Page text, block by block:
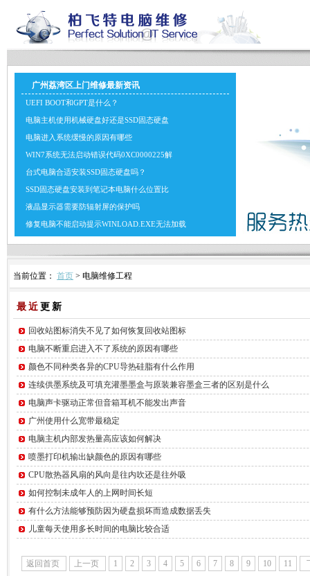
广州荔湾区上门维修最新资讯
UEFI BOOT和GPT是什么？
电脑主机使用机械硬盘好还是SSD固态硬盘
电脑进入系统缓慢的原因有哪些
WIN7系统无法启动错误代码0XC0000225解
台式电脑合适安装SSD固态硬盘吗？
SSD固态硬盘安装到笔记本电脑什么位置比
液晶显示器需要防辐射屏的保护吗
修复电脑不能启动提示WINLOAD.EXE无法加载
当前位置： 首页 > 电脑维修工程
最近 更新
回收站图标消失不见了如何恢复回收站图标
电脑不断重启进入不了系统的原因有哪些
颜色不同种类各异的CPU导热硅脂有什么作用
连续供墨系统及可填充灌墨墨盒与原装兼容墨盒三者的区别是什么
电脑声卡驱动正常但音箱耳机不能发出声音
广州使用什么宽带最稳定
电脑主机内部发热量高应该如何解决
喷墨打印机输出缺颜色的原因有哪些
CPU散热器风扇的风向是往内吹还是往外吸
如何控制未成年人的上网时间长短
有什么方法能够预防因为硬盘损坏而造成数据丢失
儿童每天使用多长时间的电脑比较合适
返回首页 上一页 1 2 3 4 5 6 7 8 9 10 11